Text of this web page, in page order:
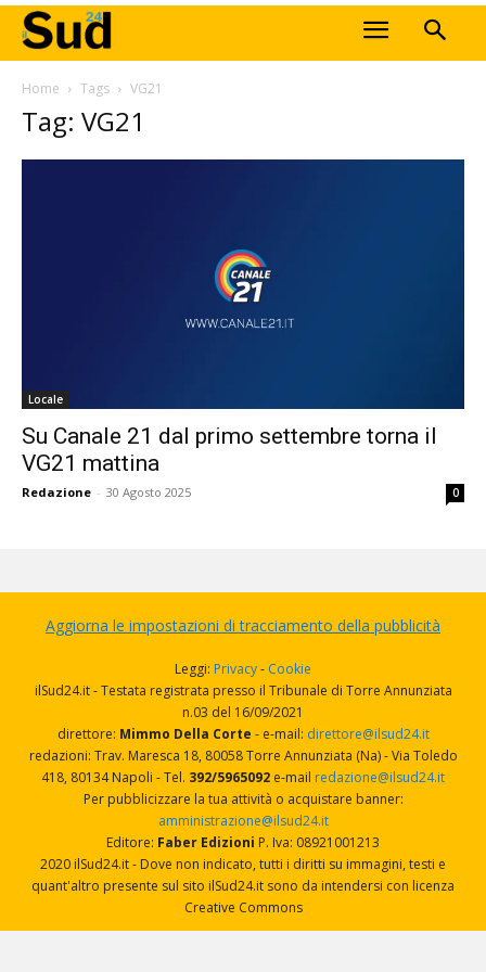
Home Tags VG21
Tag: VG21
Locale
Su Canale 21 dal primo settembre torna il
VG21 mattina
Redazione - 30 Agosto 2025 0
Aggiorna le impostazioni di tracciamento della pubblicità
Leggi: Privacy- Cookie
ilSud24.it - Testata registrata presso il Tribunale di Torre Annunziata
n.03 del 16/09/2021
direttore: Mimmo Della Corte - e-mail: direttore@ilsud24.it
redazioni: Trav. Maresca 18, 80058 Torre Annunziata (Na) - Via Toledo
418, 80134 Napoli - Tel. 392/5965092 e-mail redazione@ilsud24.it
Per pubblicizzare la tua attività o acquistare banner:
amministrazione@ilsud24.it
Editore: Faber Edizioni P. Iva: 08921001213
2020 ilSud24.it - Dove non indicato, tutti i diritti su immagini, testi e
quant'altro presente sul sito ilSud24.it sono da intendersi con licenza
Creative Commons